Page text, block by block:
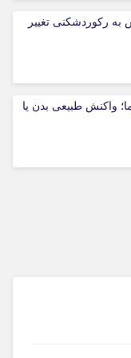
رکوردشکنی تغییر
واکنش طبیعی بدن یا